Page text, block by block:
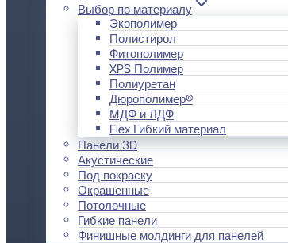
Выбор по материалу
Экополимер
Полистирол
Фитополимер
XPS Полимер
Полиуретан
Дюрополимер®
МДФ и ЛДФ
Flex Гибкий материал
Панели 3D
Акустические
Под покраску
Окрашенные
Потолочные
Гибкие панели
Финишные молдинги для панелей